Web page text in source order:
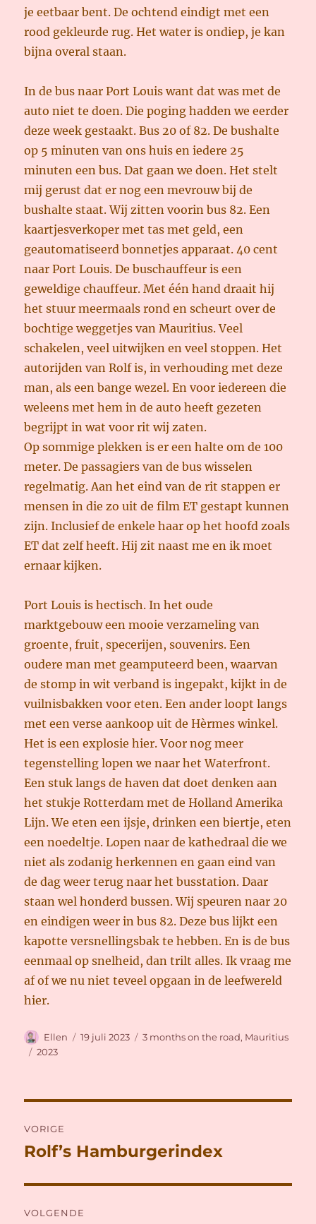
je eetbaar bent. De ochtend eindigt met een
rood gekleurde rug. Het water is ondiep, je kan
bijna overal staan.
In de bus naar Port Louis want dat was met de
auto niet te doen. Die poging hadden we eerder
deze week gestaakt. Bus 20 of 82. De bushalte
op 5 minuten van ons huis en iedere 25
minuten een bus. Dat gaan we doen. Het stelt
mij gerust dat er nog een mevrouw bij de
bushalte staat. Wij zitten voorin bus 82. Een
kaartjesverkoper met tas met geld, een
geautomatiseerd bonnetjes apparaat. 40 cent
naar Port Louis. De buschauffeur is een
geweldige chauffeur. Met één hand draait hij
het stuur meermaals rond en scheurt over de
bochtige weggetjes van Mauritius. Veel
schakelen, veel uitwijken en veel stoppen. Het
autorijden van Rolf is, in verhouding met deze
man, als een bange wezel. En voor iedereen die
weleens met hem in de auto heeft gezeten
begrijpt in wat voor rit wij zaten.
Op sommige plekken is er een halte om de 100
meter. De passagiers van de bus wisselen
regelmatig. Aan het eind van de rit stappen er
mensen in die zo uit de film ET gestapt kunnen
zijn. Inclusief de enkele haar op het hoofd zoals
ET dat zelf heeft. Hij zit naast me en ik moet
ernaar kijken.
Port Louis is hectisch. In het oude
marktgebouw een mooie verzameling van
groente, fruit, specerijen, souvenirs. Een
oudere man met geamputeerd been, waarvan
de stomp in wit verband is ingepakt, kijkt in de
vuilnisbakken voor eten. Een ander loopt langs
met een verse aankoop uit de Hèrmes winkel.
Het is een explosie hier. Voor nog meer
tegenstelling lopen we naar het Waterfront.
Een stuk langs de haven dat doet denken aan
het stukje Rotterdam met de Holland Amerika
Lijn. We eten een ijsje, drinken een biertje, eten
een noedeltje. Lopen naar de kathedraal die we
niet als zodanig herkennen en gaan eind van
de dag weer terug naar het busstation. Daar
staan wel honderd bussen. Wij speuren naar 20
en eindigen weer in bus 82. Deze bus lijkt een
kapotte versnellingsbak te hebben. En is de bus
eenmaal op snelheid, dan trilt alles. Ik vraag me
af of we nu niet teveel opgaan in de leefwereld
hier.
Auteur
Ellen
Geplaatst
19 juli 2023 Categorieën
3 months on the road, Mauritius
Tags
2023
navigatie
VORIGE
Vorig
Rolf’s Hamburgerindex
VOLGENDE